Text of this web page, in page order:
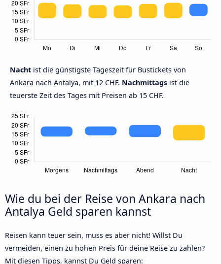
Nacht ist die günstigste Tageszeit für Bustickets von
Ankara nach Antalya, mit 12 CHF. Nachmittags ist die
teuerste Zeit des Tages mit Preisen ab 15 CHF.
Wie du bei der Reise von Ankara nach
Antalya Geld sparen kannst
Reisen kann teuer sein, muss es aber nicht! Willst Du
vermeiden, einen zu hohen Preis für deine Reise zu zahlen?
Mit diesen Tipps, kannst Du Geld sparen: